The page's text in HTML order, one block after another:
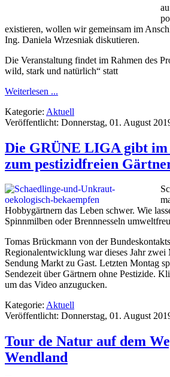
existieren, wollen wir gemeinsam im
Ing. Daniela Wrzesniak diskutieren.
Die Veranstaltung findet im Rahmen des
wild, stark und natürlich“ statt
Weiterlesen ...
Kategorie: Aktuell
Veröffentlicht: Donnerstag, 01. August
Die GRÜNE LIGA gibt
zum pestizidfreien
Hobbygärtnern das Leben schwer. Wie
Spinnmilben oder Brennnesseln
Tomas Brückmann von der
Regionalentwicklung war dieses Jahr
Sendung Markt zu Gast. Letzten Montag
Sendezeit über Gärtnern ohne Pestizide.
um das Video anzugucken.
Kategorie: Aktuell
Veröffentlicht: Donnerstag, 01. August
Tour de Natur auf dem
Wendland